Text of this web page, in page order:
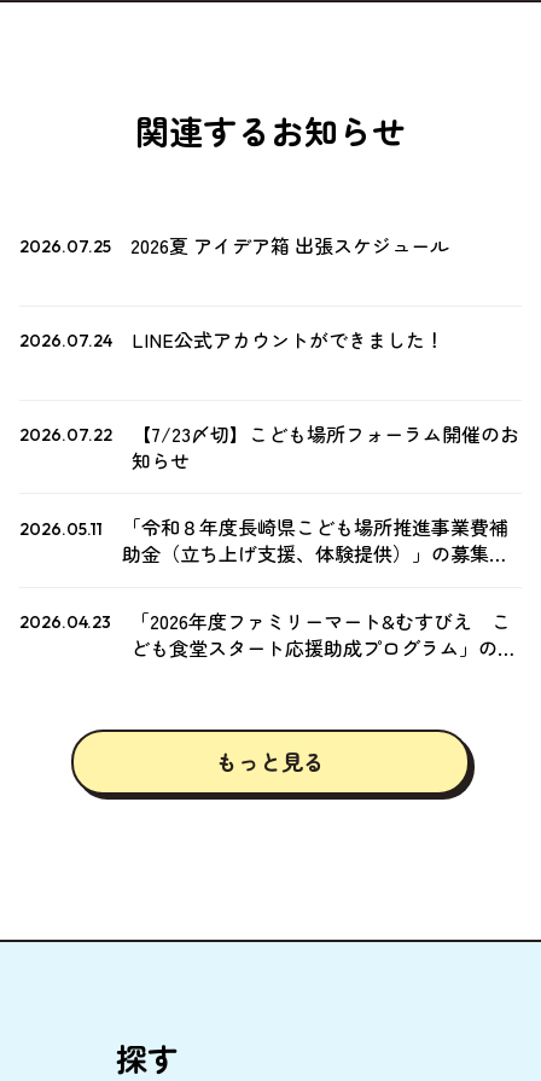
関連するお知らせ
2026.07.25 2026夏 アイデア箱 出張スケジュール
2026.07.24 LINE公式アカウントができました！
2026.07.22
【7/23〆切】こども場所フォーラム開催のお
知らせ
2026.05.11
「令和８年度長崎県こども場所推進事業費補
助金（立ち上げ支援、体験提供）」の募集開
2026.04.23
「2026年度ファミリーマート&むすびえ こ
ども食堂スタート応援助成プログラム」の募
もっと見る
探す